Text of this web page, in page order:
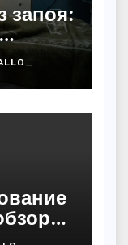
запоя: